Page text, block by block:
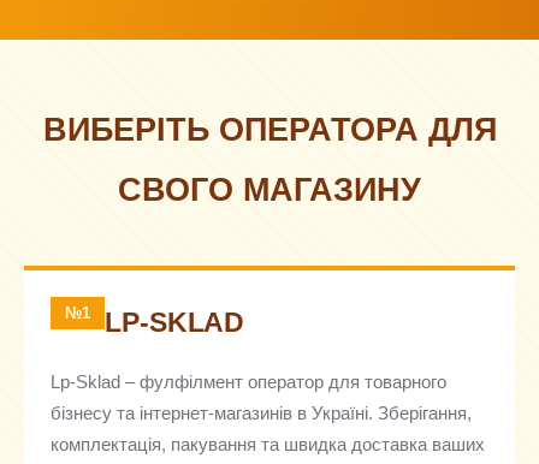
ВИБЕРІТЬ ОПЕРАТОРА ДЛЯ
СВОГО МАГАЗИНУ
№1 LP-SKLAD
Lp-Sklad – фулфілмент оператор для товарного
бізнесу та інтернет-магазинів в Україні. Зберігання,
комплектація, пакування та швидка доставка ваших